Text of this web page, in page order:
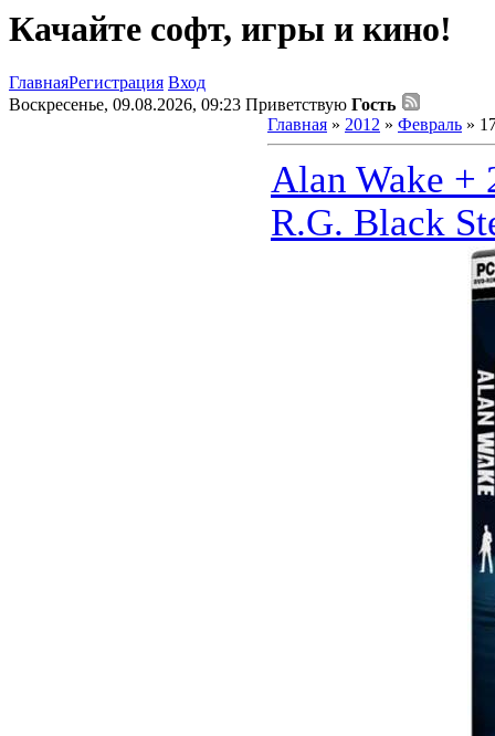
Качайте софт, игры и кино!
ГлавнаяРегистрация Вход
Воскресенье, 09.08.2026, 09:23 Приветствую Гость
Главная » 2012 » Февраль »
Alan Wake +
R.G. Black